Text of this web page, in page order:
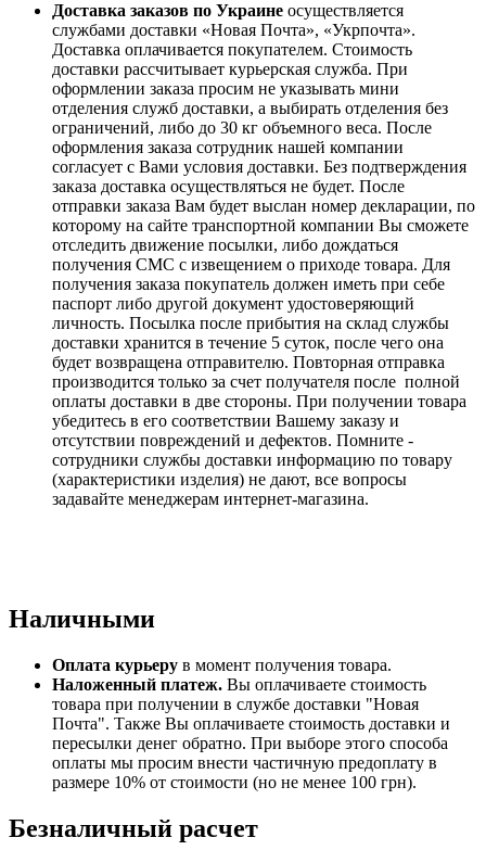
Доставка заказов по Украине осуществляется
службами доставки «Новая Почта», «Укрпочта».
Доставка оплачивается покупателем. Стоимость
доставки рассчитывает курьерская служба. При
оформлении заказа просим не указывать мини
отделения служб доставки, а выбирать отделения без
ограничений, либо до 30 кг объемного веса. После
оформления заказа сотрудник нашей компании
согласует с Вами условия доставки. Без подтверждения
заказа доставка осуществляться не будет. После
отправки заказа Вам будет выслан номер декларации, по
которому на сайте транспортной компании Вы сможете
отследить движение посылки, либо дождаться
получения СМС с извещением о приходе товара. Для
получения заказа покупатель должен иметь при себе
паспорт либо другой документ удостоверяющий
личность. Посылка после прибытия на склад службы
доставки хранится в течение 5 суток, после чего она
будет возвращена отправителю. Повторная отправка
производится только за счет получателя после полной
оплаты доставки в две стороны. При получении товара
убедитесь в его соответствии Вашему заказу и
отсутствии повреждений и дефектов. Помните -
сотрудники службы доставки информацию по товару
(характеристики изделия) не дают, все вопросы
задавайте менеджерам интернет-магазина.
Наличными
Оплата курьеру в момент получения товара.
Наложенный платеж. Вы оплачиваете стоимость
товара при получении в службе доставки "Новая
Почта". Также Вы оплачиваете стоимость доставки и
пересылки денег обратно. При выборе этого способа
оплаты мы просим внести частичную предоплату в
размере 10% от стоимости (но не менее 100 грн).
Безналичный расчет